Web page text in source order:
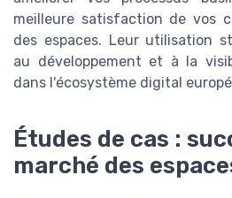
meilleure satisfaction de vos
des espaces. Leur utilisation
au développement et à la
dans l'écosystème digital
Études de cas :
marché des